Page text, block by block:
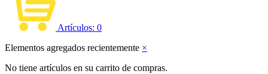
Artículos: 0
Elementos agregados recientemente ×
No tiene artículos en su carrito de compras.